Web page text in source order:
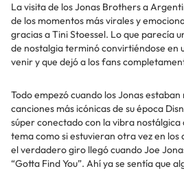
La visita de los Jonas Brothers a
de los momentos más virales y
gracias a Tini Stoessel. Lo que parecía
de nostalgia terminó convirtiéndose en
venir y que dejó a los fans
Todo empezó cuando los Jonas
canciones más icónicas de su época
súper conectado con la vibra
tema como si estuvieran otra vez en los
el verdadero giro llegó cuando Joe
“Gotta Find You”. Ahí ya se sentía que